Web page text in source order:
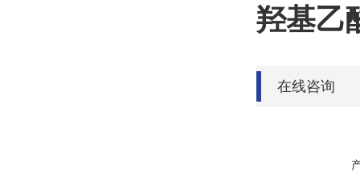
羟基乙
在线咨询